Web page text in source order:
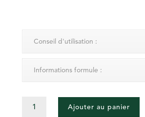
Conseil d'utilisation :
Informations formule :
Ajouter au panier